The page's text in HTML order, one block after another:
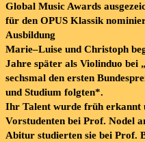
Global Music Awards
für den OPUS Klassik
Ausbildung
Marie–Luise und Christoph
Jahre später als Violinduo bei
sechsmal den ersten
und Studium folgten*.
Ihr Talent wurde früh erkannt
Vorstudenten bei Prof. Nodel
Abitur studierten sie bei Prof.